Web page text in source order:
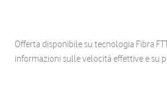
Offerta disponibile su tecnologia Fibra
informazioni sulle velocità effettive e su